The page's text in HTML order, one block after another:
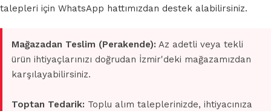
talepleri için WhatsApp hattımızdan destek alabilirsiniz.
Mağazadan Teslim (Perakende): Az adetli veya tekli
ürün ihtiyaçlarınızı doğrudan İzmir'deki mağazamızdan
karşılayabilirsiniz.
Toptan Tedarik: Toplu alım taleplerinizde, ihtiyacınıza